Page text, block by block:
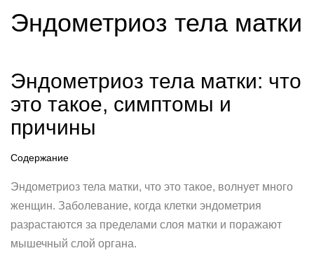
Эндометриоз тела матки
Эндометриоз тела матки: что
это такое, симптомы и
причины
Содержание
Эндометриоз тела матки, что это такое, волнует много
женщин. Заболевание, когда клетки эндометрия
разрастаются за пределами слоя матки и поражают
мышечный слой органа.